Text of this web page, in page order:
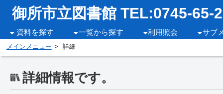
御所市立図書館 TEL:0745-65-
資料を探す 一覧から探す 利用照会 サブ
メインメニュー 詳細
詳細情報です。